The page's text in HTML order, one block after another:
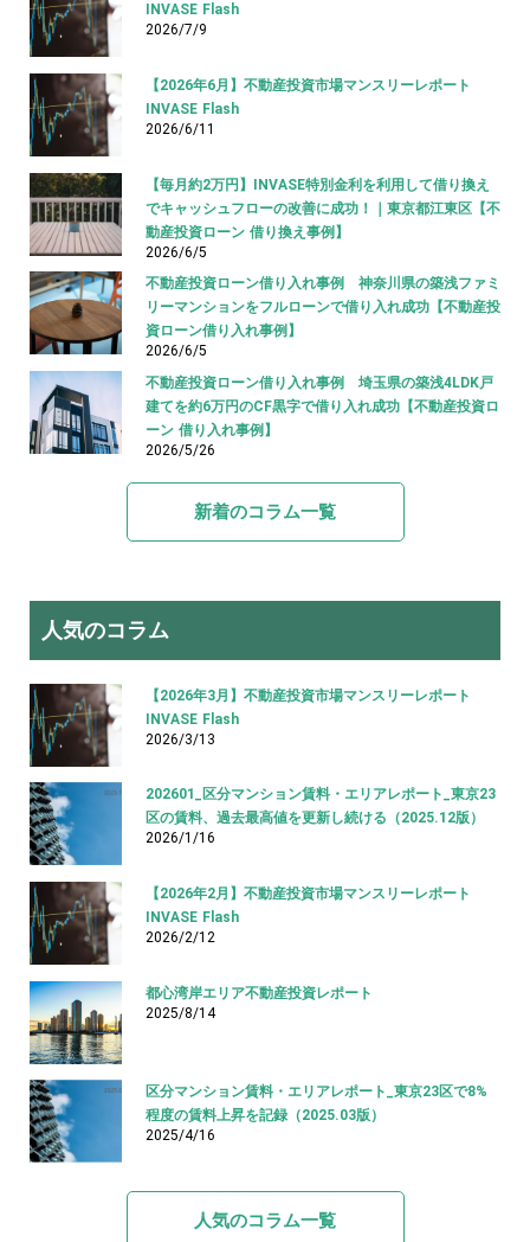
INVASE Flash
2026/7/9
【2026年6月】不動産投資市場マンスリーレポート
INVASE Flash
2026/6/11
【毎月約2万円】INVASE特別金利を利用して借り換え
でキャッシュフローの改善に成功！｜東京都江東区【不
動産投資ローン 借り換え事例】
2026/6/5
不動産投資ローン借り入れ事例 神奈川県の築浅ファミ
リーマンションをフルローンで借り入れ成功【不動産投
資ローン借り入れ事例】
2026/6/5
不動産投資ローン借り入れ事例 埼玉県の築浅4LDK戸
建てを約6万円のCF黒字で借り入れ成功【不動産投資ロ
ーン 借り入れ事例】
2026/5/26
新着のコラム一覧
人気のコラム
【2026年3月】不動産投資市場マンスリーレポート
INVASE Flash
2026/3/13
202601_区分マンション賃料・エリアレポート_東京23
区の賃料、過去最高値を更新し続ける（2025.12版）
2026/1/16
【2026年2月】不動産投資市場マンスリーレポート
INVASE Flash
2026/2/12
都心湾岸エリア不動産投資レポート
2025/8/14
区分マンション賃料・エリアレポート_東京23区で8%
程度の賃料上昇を記録（2025.03版）
2025/4/16
人気のコラム一覧